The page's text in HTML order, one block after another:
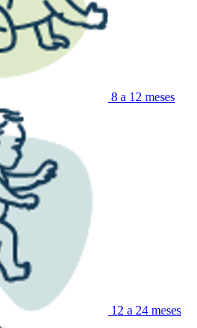
8 a 12 meses
12 a 24 meses